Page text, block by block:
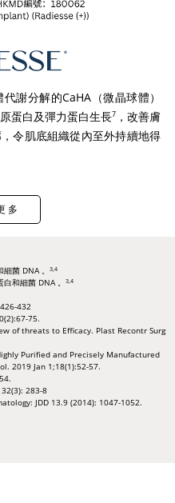
謝分解的CaHA（微晶球體）
蛋白及彈力蛋白生長7，改善膚
令肌底組織從內至外持續地得
多
菌 DNA 。
3,4
和細菌 DNA 。
3,4
432
75.
of threats to Efficacy. Plast Recontr Surg
Purified and Precisely Manufactured
2019 Jan 1;18(1):52-57.
283-8
JDD 13.9 (2014): 1047-1052.